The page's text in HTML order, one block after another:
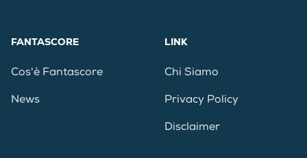
FANTASCORE
Cos'è Fantascore
News
LINK
Chi Siamo
Privacy Policy
Disclaimer